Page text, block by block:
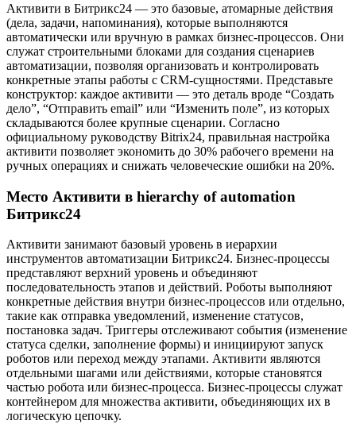
Активити в Битрикс24 — это базовые, атомарные действия
(дела, задачи, напоминания), которые выполняются
автоматически или вручную в рамках бизнес-процессов. Они
служат строительными блоками для создания сценариев
автоматизации, позволяя организовать и контролировать
конкретные этапы работы с CRM-сущностями. Представьте
конструктор: каждое активити — это деталь вроде “Создать
дело”, “Отправить email” или “Изменить поле”, из которых
складываются более крупные сценарии. Согласно
официальному руководству Bitrix24, правильная настройка
активити позволяет экономить до 30% рабочего времени на
ручных операциях и снижать человеческие ошибки на 20%.
Место Активити в hierarchy of automation
Битрикс24
Активити занимают базовый уровень в иерархии
инструментов автоматизации Битрикс24. Бизнес-процессы
представляют верхний уровень и объединяют
последовательность этапов и действий. Роботы выполняют
конкретные действия внутри бизнес-процессов или отдельно,
такие как отправка уведомлений, изменение статусов,
постановка задач. Триггеры отслеживают события (изменение
статуса сделки, заполнение формы) и инициируют запуск
роботов или переход между этапами. Активити являются
отдельными шагами или действиями, которые становятся
частью робота или бизнес-процесса. Бизнес-процессы служат
контейнером для множества активити, объединяющих их в
логическую цепочку.